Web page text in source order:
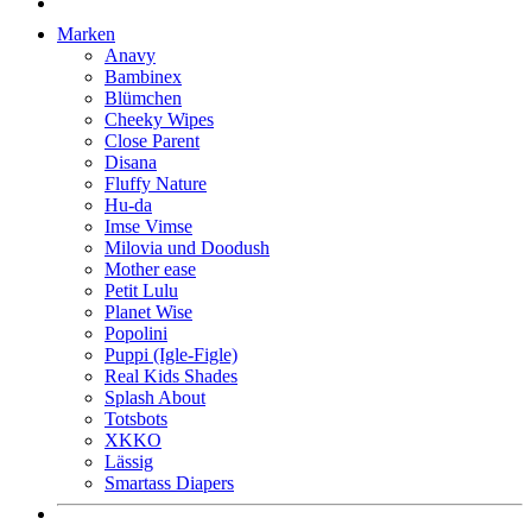
Marken
Anavy
Bambinex
Blümchen
Cheeky Wipes
Close Parent
Disana
Fluffy Nature
Hu-da
Imse Vimse
Milovia und Doodush
Mother ease
Petit Lulu
Planet Wise
Popolini
Puppi (Igle-Figle)
Real Kids Shades
Splash About
Totsbots
XKKO
Lässig
Smartass Diapers